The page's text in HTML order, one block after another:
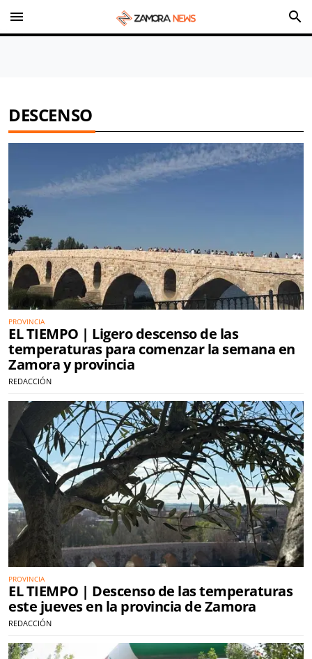
menu search
DESCENSO
PROVINCIA
EL TIEMPO | Ligero descenso de las
temperaturas para comenzar la semana en
Zamora y provincia
REDACCIÓN
PROVINCIA
EL TIEMPO | Descenso de las temperaturas
este jueves en la provincia de Zamora
REDACCIÓN